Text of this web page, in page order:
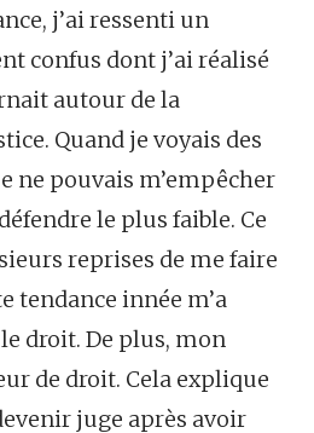
j’ai ressenti un
confus dont j’ai réalisé
autour de la
Quand je voyais des
ne pouvais m’empêcher
le plus faible. Ce
reprises de me faire
tendance innée m’a
droit. De plus, mon
de droit. Cela explique
juge après avoir